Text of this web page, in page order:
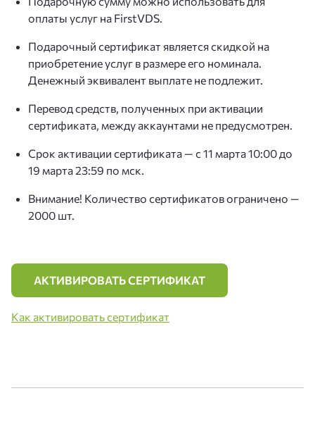
оплаты услуг на FirstVDS.
Подарочный сертификат является скидкой на
приобретение услуг в размере его номинала.
Денежный эквивалент выплате не подлежит.
Перевод средств, полученных при активации
сертификата, между аккаунтами не предусмотрен.
Срок активации сертификата — с 11 марта 10:00 до
19 марта 23:59 по мск.
Внимание! Количество сертификатов ограничено —
2000 шт.
АКТИВИРОВАТЬ СЕРТИФИКАТ
Как активировать сертификат